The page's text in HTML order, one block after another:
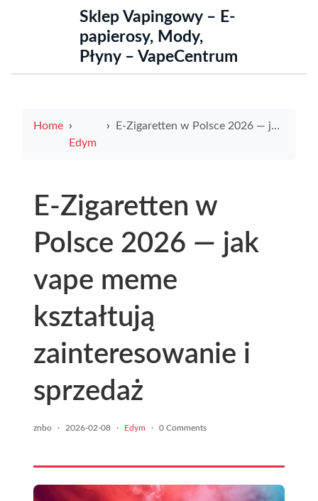
Sklep Vapingowy – E-
papierosy, Mody,
Płyny – VapeCentrum
Home
Edym
E-Zigaretten w Polsce 2026 — jak vape meme kształtują zainteresowanie i sprzedaż
E-Zigaretten w
Polsce 2026 — jak
vape meme
kształtują
zainteresowanie i
sprzedaż
znbo · 2026-02-08 · Edym · 0 Comments